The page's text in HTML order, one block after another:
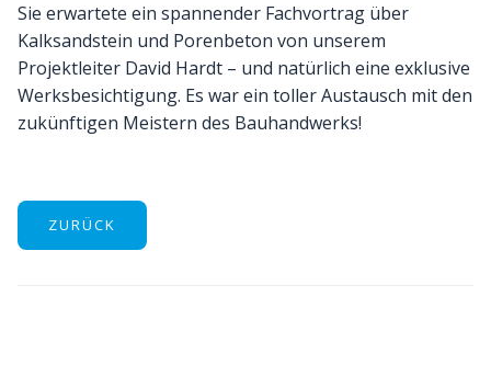
ZURÜCK
Sie erwartete ein spannender Fachvortrag über
Kalksandstein und Porenbeton von unserem
Projektleiter David Hardt – und natürlich eine exklusive
Werksbesichtigung. Es war ein toller Austausch mit den
zukünftigen Meistern des Bauhandwerks!